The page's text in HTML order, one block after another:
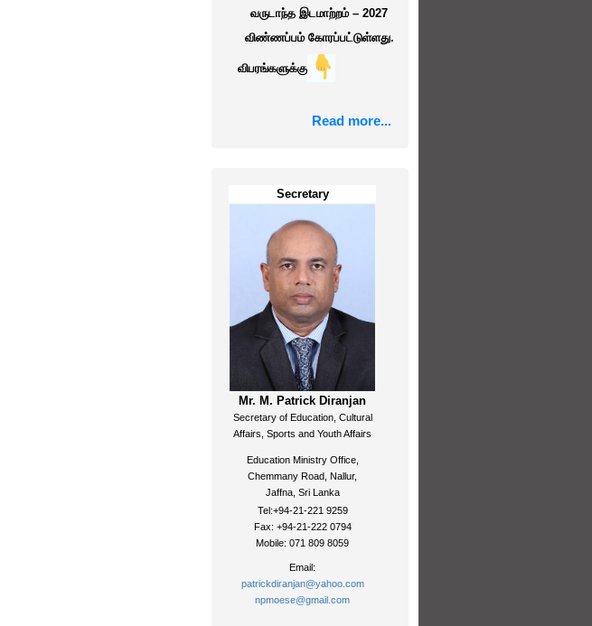
வருடாந்த இடமாற்றம் – 2027
விண்ணப்பம் கோரப்பட்டுள்ளது.
விபரங்களுக்கு
விண்ணப்பப் படிவம்
Form/02/Tr/CO/2027)
இடமாற்றத்தை பெற விரும்பாத
அனைத்து
உத்தியோகத்தர்களாலும்
நிரப்பப்படல் வேண்டும் (II -B
Form/02/Tr/CO/2027)
Read more...
Secretary
Mr. M. Patrick Diranjan
Secretary of Education, Cultural
Affairs, Sports and Youth Affairs
Education Ministry Office,
Chemmany Road, Nallur,
Jaffna, Sri Lanka
Tel:+94-21-221 9259
Fax: +94-21-222 0794
Mobile: 071 809 8059
Email:
patrickdiranjan@yahoo.com
npmoese@gmail.com